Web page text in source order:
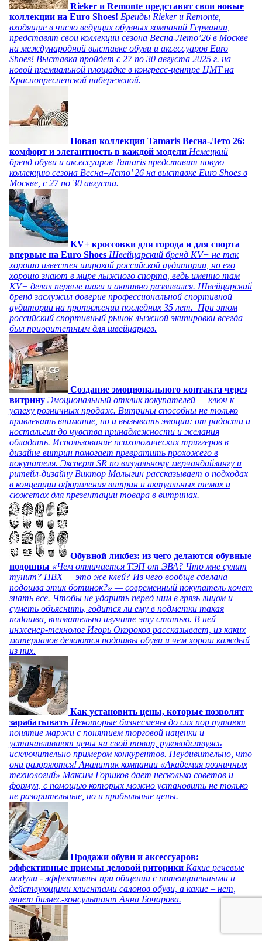
Rieker и Remonte представят свои новые
коллекции на Euro Shoes! Бренды Rieker и Remonte,
входящие в число ведущих обувных компаний Германии,
представят свои коллекции сезона Весна-Лето’26 в Москве
на международной выставке обуви и аксессуаров Euro
Shoes! Выставка пройдет c 27 по 30 августа 2025 г. на
новой премиальной площадке в конгресс-центре ЦМТ на
Краснопресненской набережной.
Новая коллекция Tamaris Весна-Лето 26:
комфорт и элегантность в каждой модели Немецкий
бренд обуви и аксессуаров Tamaris представит новую
коллекцию сезона Весна–Лето’ 26 на выставке Euro Shoes в
Москве, с 27 по 30 августа.
KV+ кроссовки для города и для спорта
впервые на Euro Shoes Швейцарский бренд KV+ не так
хорошо известен широкой российской аудитории, но его
хорошо знают в мире лыжного спорта, ведь именно там
KV+ делал первые шаги и активно развивался. Швейцарский
бренд заслужил доверие профессиональной спортивной
аудитории на протяжении последних 35 лет. При этом
российский спортивный рынок лыжной экипировки всегда
был приоритетным для швейцарцев.
Создание эмоционального контакта через
витрину Эмоциональный отклик покупателей — ключ к
успеху розничных продаж. Витрины способны не только
привлекать внимание, но и вызывать эмоции: от радости и
ностальгии до чувства принадлежности и желания
обладать. Использование психологических триггеров в
дизайне витрин помогает превратить прохожего в
покупателя. Эксперт SR по визуальному мерчандайзингу и
ритейл-дизайну Виктор Малыгин рассказывает о подходах
в концепции оформления витрин и актуальных темах и
сюжетах для презентации товара в витринах.
Обувной ликбез: из чего делаются обувные
подошвы «Чем отличается ТЭП от ЭВА? Что мне сулит
тунит? ПВХ — это же клей? Из чего вообще сделана
подошва этих ботинок?» — современный покупатель хочет
знать все. Чтобы не ударить перед ним в грязь лицом и
суметь объяснить, годится ли ему в подметки такая
подошва, внимательно изучите эту статью. В ней
инженер-технолог Игорь Окороков рассказывает, из каких
материалов делаются подошвы обуви и чем хорош каждый
из них.
Как установить цены, которые позволят
зарабатывать Некоторые бизнесмены до сих пор путают
понятие маржи с понятием торговой наценки и
устанавливают цены на свой товар, руководствуясь
исключительно примером конкурентов. Неудивительно, что
они разоряются! Аналитик компании «Академия розничных
технологий» Максим Горшков дает несколько советов и
формул, с помощью которых можно установить не только
не разорительные, но и прибыльные цены.
Продажи обуви и аксессуаров:
эффективные приемы деловой риторики Какие речевые
модули - эффективны при общении с потенциальными и
действующими клиентами салонов обуви, а какие – нет,
знает бизнес-консультант Анна Бочарова.